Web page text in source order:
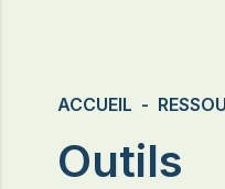
Fil
ACCUEIL
Outils